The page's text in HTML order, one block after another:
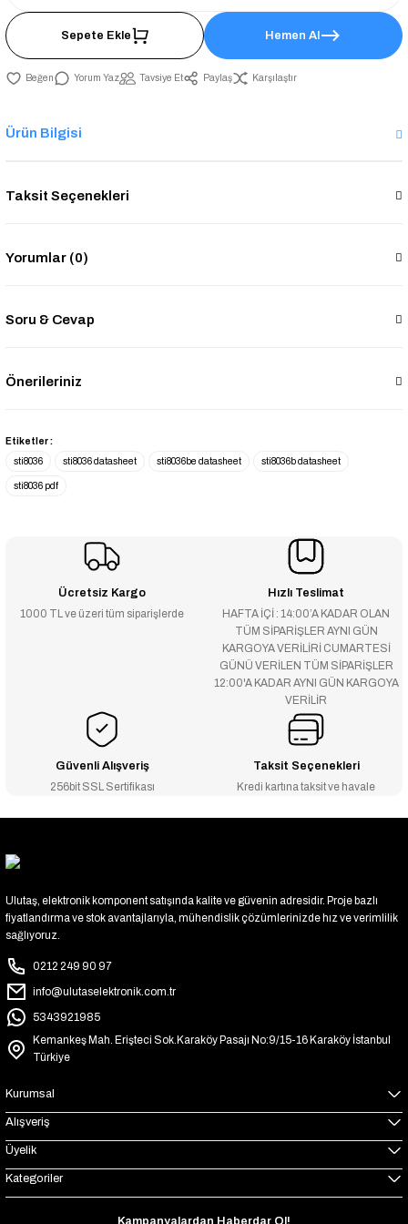
Sepete Ekle Hemen Al
Yorum Yaz Tavsiye Et Paylaş Karşılaştır
Ürün Bilgisi
Taksit Seçenekleri
Yorumlar (0)
Soru & Cevap
Önerileriniz
Etiketler :
sti8036
sti8036 datasheet sti8036be datasheet sti8036b datasheet
sti8036 pdf
Ücretsiz Kargo
1000 TL ve üzeri tüm siparişlerde
Hızlı Teslimat
HAFTA İÇİ : 14:00’A KADAR OLAN
TÜM SİPARİŞLER AYNI GÜN
KARGOYA VERİLİRİ CUMARTESİ
GÜNÜ VERİLEN TÜM SİPARİŞLER
12:00'A KADAR AYNI GÜN KARGOYA
VERİLİR
Güvenli Alışveriş
256bit SSL Sertifikası
Taksit Seçenekleri
Kredi kartına taksit ve havale
Ulutaş, elektronik komponent satışında kalite ve güvenin adresidir. Proje bazlı
fiyatlandırma ve stok avantajlarıyla, mühendislik çözümlerinizde hız ve verimlilik
sağlıyoruz.
0212 249 90 97
info@ulutaselektronik.com.tr
5343921985
Kemankeş Mah. Erişteci Sok.Karaköy Pasajı No:9/15-16 Karaköy İstanbul
Türkiye
Kurumsal
Alışveriş
Üyelik
Kategoriler